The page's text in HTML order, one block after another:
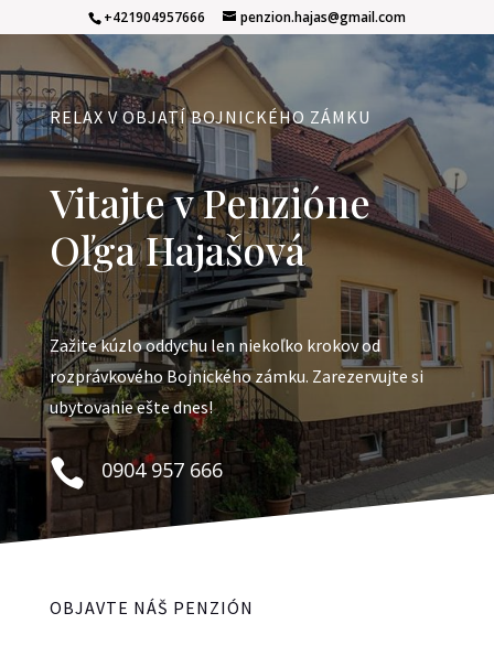
+421904957666 penzion.hajas@gmail.com
RELAX V OBJATÍ BOJNICKÉHO ZÁMKU
Vitajte v Penzióne
Oľga Hajašová
Zažite kúzlo oddychu len niekoľko krokov od
rozprávkového Bojnického zámku. Zarezervujte si
ubytovanie ešte dnes!
 0904 957 666
OBJAVTE NÁŠ PENZIÓN